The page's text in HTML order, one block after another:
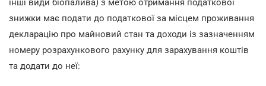
інші види біопалива) з метою отримання податкової
знижки має подати до податкової за місцем проживання
декларацію про майновий стан та доходи із зазначенням
номеру розрахункового рахунку для зарахування коштів
та додати до неї: